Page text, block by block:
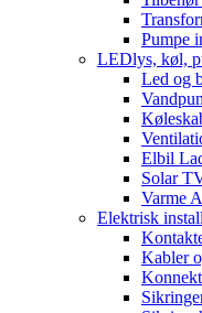
Pumpe
LEDlys, køl,
Led og
Elbil
Solar
Varme
Elektrisk
Kabler